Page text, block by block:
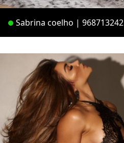
Sabrina coelho | 968713242